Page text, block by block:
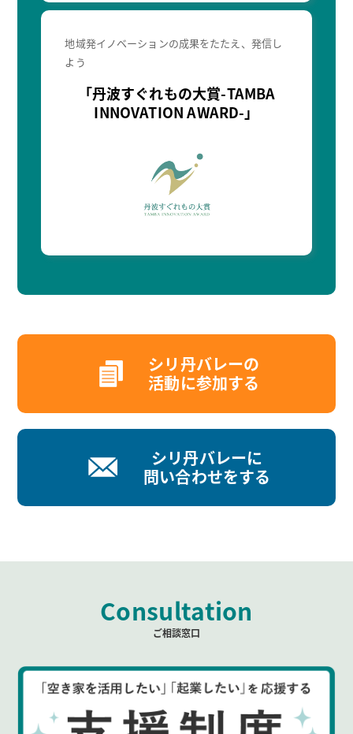
地域発イノベーションの成果をたたえ、発信し
よう
「丹波すぐれもの大賞-TAMBA
INNOVATION AWARD-」
シリ丹バレーの
活動に参加する
シリ丹バレーに
問い合わせをする
Consultation
ご相談窓口